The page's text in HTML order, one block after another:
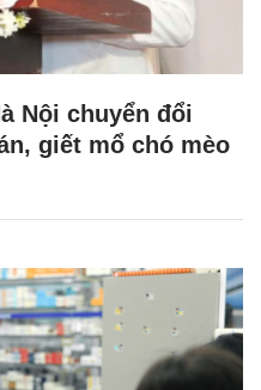
Nội chuyển đổi
giết mổ chó mèo